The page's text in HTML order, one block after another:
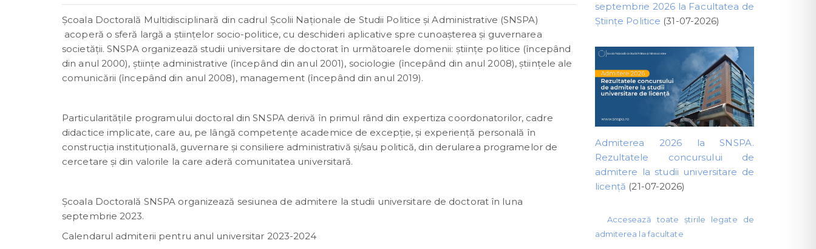
Școala Doctorală Multidisciplinară din cadrul Şcolii Naţionale de Studii Politice şi Administrative (SNSPA)
acoperă o sferă largă a știinţelor socio-politice, cu deschideri aplicative spre cunoașterea și guvernarea
societăţii. SNSPA organizează studii universitare de doctorat în următoarele domenii: științe politice (începând
din anul 2000), științe administrative (începând din anul 2001), sociologie (începând din anul 2008), științele ale
comunicării (începând din anul 2008), management (începând din anul 2019).
Particularitățile programului doctoral din SNSPA derivă în primul rând din expertiza coordonatorilor, cadre
didactice implicate, care au, pe lângă competenţe academice de excepţie, și experienţă personală în
construcţia instituţională, guvernare și consiliere administrativă și/sau politică, din derularea programelor de
cercetare şi din valorile la care aderă comunitatea universitară.
Şcoala Doctorală SNSPA organizează sesiunea de admitere la studii universitare de doctorat în luna
septembrie 2023.
Calendarul admiterii pentru anul universitar 2023-2024
septembrie 2026 la Facultatea de
Științe Politice (31-07-2026)
Admiterea 2026 la SNSPA.
Rezultatele concursului de
admitere la studii universitare de
licență (21-07-2026)
Accesează toate știrile legate de
admiterea la facultate